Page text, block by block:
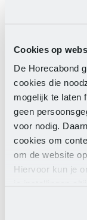
Cookies op
De Horecabond
cookies die
mogelijk te laten
geen
voor nodig.
cookies om
om de website
Hiervoor kun je
'Den
Kom je
op het